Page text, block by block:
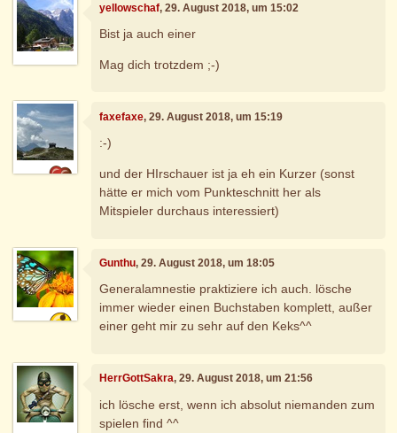
yellowschaf, 29. August 2018, um 15:02
Bist ja auch einer
Mag dich trotzdem ;-)
faxefaxe, 29. August 2018, um 15:19
:-)
und der HIrschauer ist ja eh ein Kurzer (sonst
hätte er mich vom Punkteschnitt her als
Mitspieler durchaus interessiert)
Gunthu, 29. August 2018, um 18:05
Generalamnestie praktiziere ich auch. lösche
immer wieder einen Buchstaben komplett, außer
einer geht mir zu sehr auf den Keks^^
HerrGottSakra, 29. August 2018, um 21:56
ich lösche erst, wenn ich absolut niemanden zum
spielen find ^^